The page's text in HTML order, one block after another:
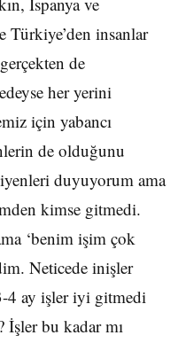
Türkiye’den insanlar
de
her yerini
için yabancı
de olduğunu
duyuyorum ama
kimse gitmedi.
‘benim işim çok
Neticede inişler
4 ay işler iyi gitmedi
bu kadar mı